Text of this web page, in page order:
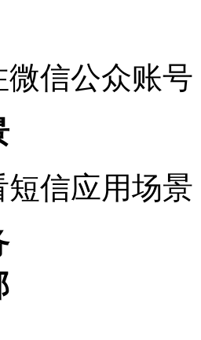
微信公众账号
短信应用场景